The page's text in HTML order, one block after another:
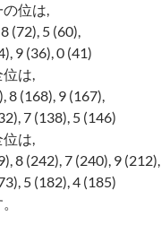
位は,
(72), 5 (60),
9 (36), 0 (41)
は,
8 (168), 9 (167),
7 (138), 5 (146)
は,
8 (242), 7 (240), 9 (212),
5 (182), 4 (185)